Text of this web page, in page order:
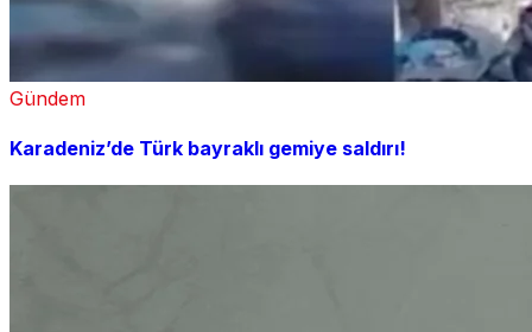
Gündem
Karadeniz’de Türk bayraklı gemiye saldırı!